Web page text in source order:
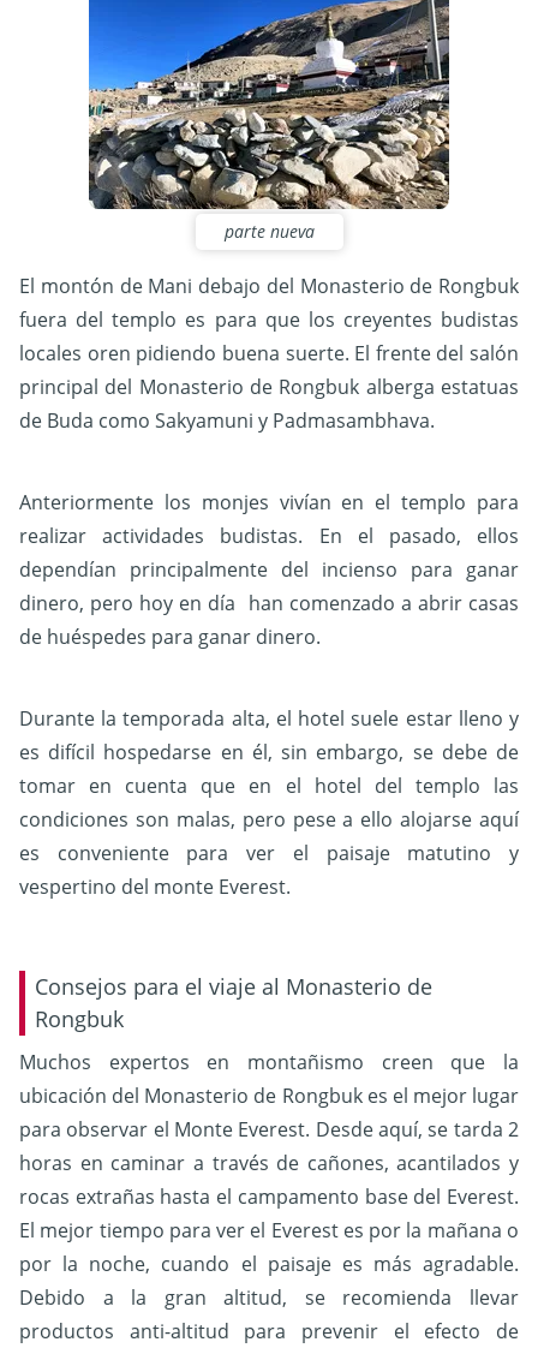
parte nueva
El montón de Mani debajo del Monasterio de Rongbuk
fuera del templo es para que los creyentes budistas
locales oren pidiendo buena suerte. El frente del salón
principal del Monasterio de Rongbuk alberga estatuas
de Buda como Sakyamuni y Padmasambhava.
Anteriormente los monjes vivían en el templo para
realizar actividades budistas. En el pasado, ellos
dependían principalmente del incienso para ganar
dinero, pero hoy en día han comenzado a abrir casas
de huéspedes para ganar dinero.
Durante la temporada alta, el hotel suele estar lleno y
es difícil hospedarse en él, sin embargo, se debe de
tomar en cuenta que en el hotel del templo las
condiciones son malas, pero pese a ello alojarse aquí
es conveniente para ver el paisaje matutino y
vespertino del monte Everest.
Consejos para el viaje al Monasterio de
Rongbuk
Muchos expertos en montañismo creen que la
ubicación del Monasterio de Rongbuk es el mejor lugar
para observar el Monte Everest. Desde aquí, se tarda 2
horas en caminar a través de cañones, acantilados y
rocas extrañas hasta el campamento base del Everest.
El mejor tiempo para ver el Everest es por la mañana o
por la noche, cuando el paisaje es más agradable.
Debido a la gran altitud, se recomienda llevar
productos anti-altitud para prevenir el efecto de